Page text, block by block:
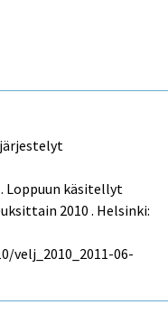
Loppuun käsitellyt
2010 . Helsinki:
06-